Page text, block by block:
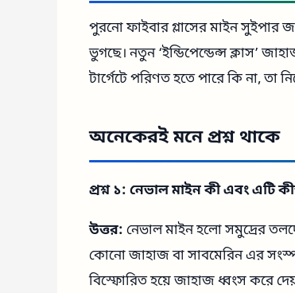
পুরনো ফাইবার গ্লাসের মাইন সুইপার
ভুগছে। নতুন ‘ইন্ডিপেন্ডেন্স ক্লাস’
টার্গেটে পরিণত হতে পারে কি না, তা
অনেকেরই মনে প্রশ্ন থাকে
প্রশ্ন ১: নেভাল মাইন কী এবং এটি
উত্তর: নেভাল মাইন হলো সমুদ্রের
কোনো জাহাজ বা সাবমেরিন এর
বিস্ফোরিত হয়ে জাহাজ ধ্বংস করে